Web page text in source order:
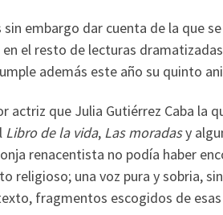
embargo dar cuenta de la que
en el resto de lecturas
además este año su quinto
actriz que Julia Gutiérrez Caba la
Libro de la vida, Las moradasy
renacentista no podía haber
religioso; una voz pura y sobria,
fragmentos escogidos de